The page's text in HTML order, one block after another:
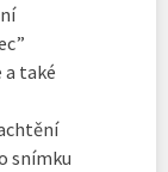
také
snímku